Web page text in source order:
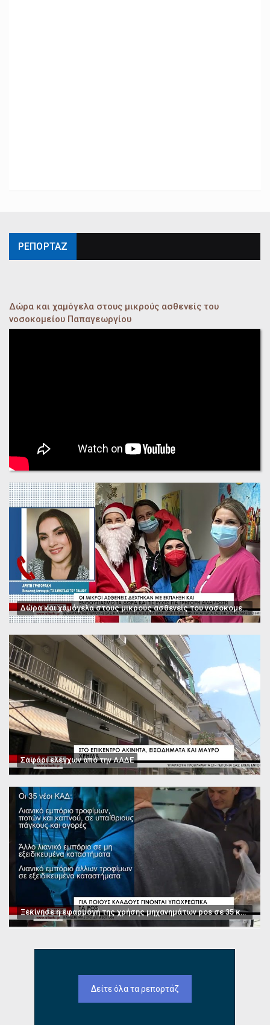
ΡΕΠΟΡΤΑΖ
Δώρα και χαμόγελα στους μικρούς ασθενείς του
νοσοκομείου Παπαγεωργίου
Δώρα και χαμόγελα στους μικρούς ασθενείς του νοσοκομείου Παπαγεωργίου
Σαφάρι ελέγχων από την ΑΑΔΕ
Ξεκίνησε η εφαρμογή της χρήσης μηχανημάτων pos σε 35 κατηγορίες επαγγελμάτων
Δείτε όλα τα ρεπορτάζ